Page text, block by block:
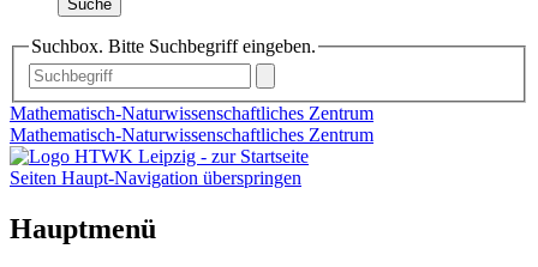
Suche
Suchbox. Bitte Suchbegriff eingeben.
Mathematisch-Naturwissenschaftliches Zentrum
Mathematisch-Naturwissenschaftliches Zentrum
Seiten Haupt-Navigation überspringen
Hauptmenü